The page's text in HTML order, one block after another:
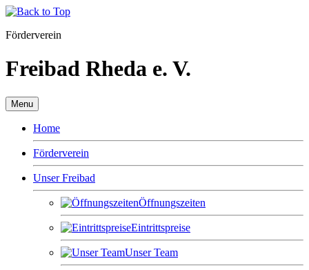
Förderverein
Freibad Rheda e. V.
Menu
Home
Förderverein
Unser Freibad
Öffnungszeiten
Eintrittspreise
Unser Team